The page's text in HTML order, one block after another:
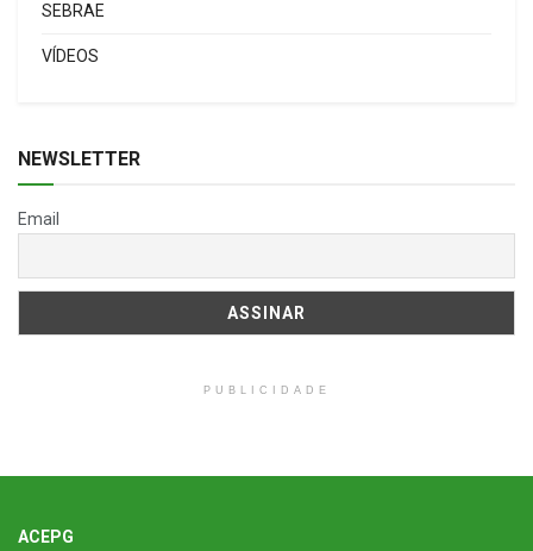
SEBRAE
VÍDEOS
NEWSLETTER
Email
PUBLICIDADE
ACEPG